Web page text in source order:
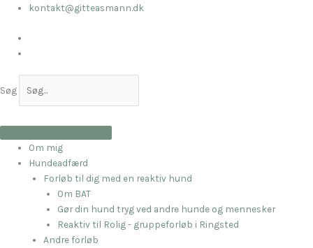
indholdet
kontakt@gitteasmann.dk
Søg
Om mig
Hundeadfærd
Forløb til dig med en reaktiv hund
Om BAT
Gør din hund tryg ved andre hunde og mennesker
Reaktiv til Rolig - gruppeforløb i Ringsted
Andre forløb